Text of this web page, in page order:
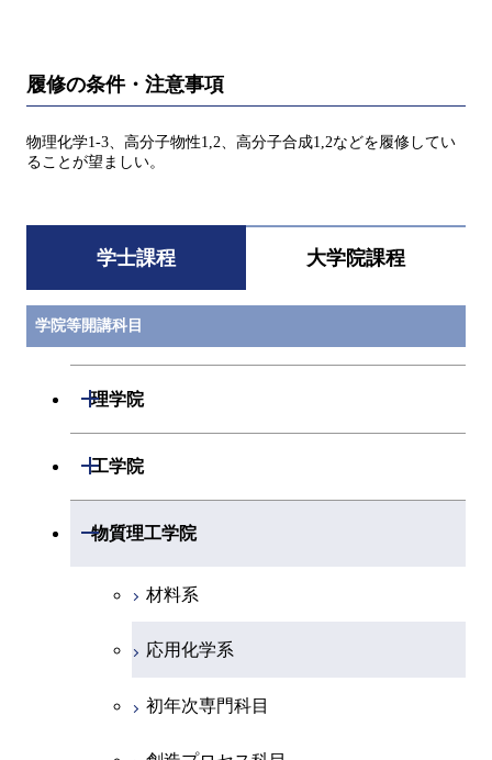
履修の条件・注意事項
物理化学1-3、高分子物性1,2、高分子合成1,2などを履修してい
ることが望ましい。
学士課程 大学院課程
学院等開講科目
理学院
開閉
工学院
開閉
機械系
システム制御系
電気電子系
情報通信系
経営工学系
物質理工学院
開閉
材料系
応用化学系
初年次専門科目